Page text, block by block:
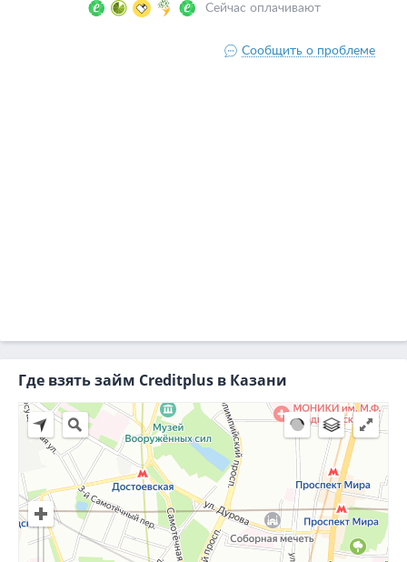
Где взять займ Creditplus в Казани